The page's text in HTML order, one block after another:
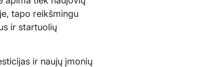
tapo reikšmingu
ir startuolių
ir naujų įmonių